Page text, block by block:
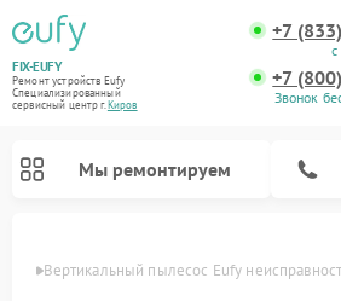
FIX-EUFY
Ремонт устройств Eufy
Специализированный
cервисный центр г.Киров
+7
+7
Звонок
Мы ремонтируем
Вертикальный пылесос Eufy